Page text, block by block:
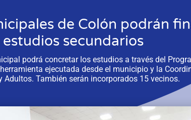
de Colón podrán
estudios secundarios
podrá concretar los estudios a través del
ejecutada desde el municipio y la
Adultos. También serán incorporados 15 vecinos.